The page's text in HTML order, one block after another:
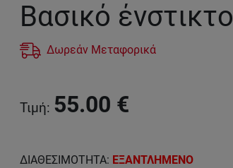
Βασικό ένστικτο
Δωρεάν Μεταφορικά
Τιμή: 55.00 €
ΔΙΑΘΕΣΙΜΟΤΗΤΑ: ΕΞΑΝΤΛΗΜΕΝΟ